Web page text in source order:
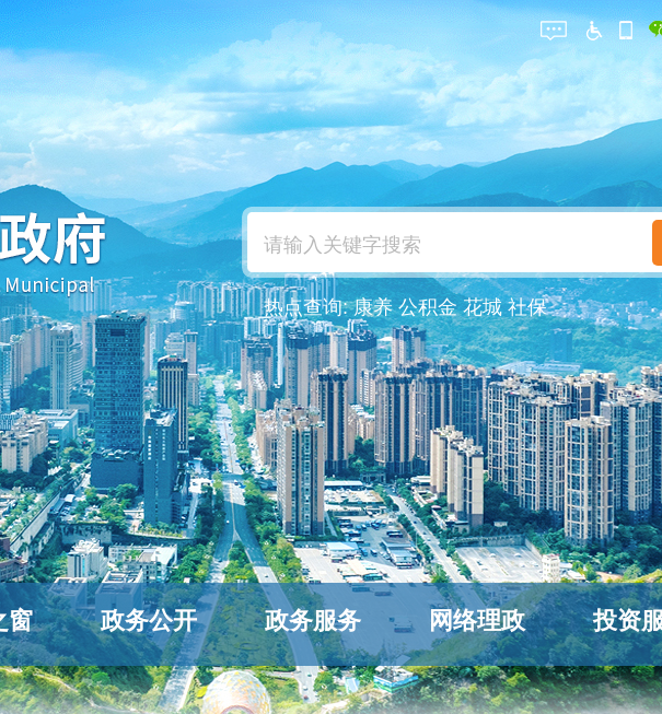
热点查询:康养 公积金 花城 社保
窗 政务公开 政务服务 网络理政 投资